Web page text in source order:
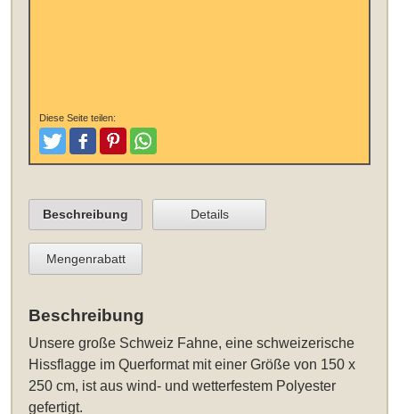
Diese Seite teilen:
TweetenPostenPinterestTeilen
Beschreibung Details
Mengenrabatt
Beschreibung
Unseregroße Schweiz Fahne, eine schweizerische
Hissflagge im Querformat mit einer Größe von 150 x
250 cm, ist aus wind- und wetterfestem Polyester
gefertigt.